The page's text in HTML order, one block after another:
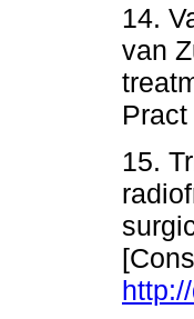
14.
van
15.